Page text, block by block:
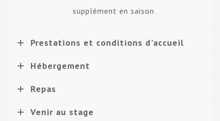
supplément en saison
Prestations et conditions d'accueil
Hébergement
Repas
Venir au stage